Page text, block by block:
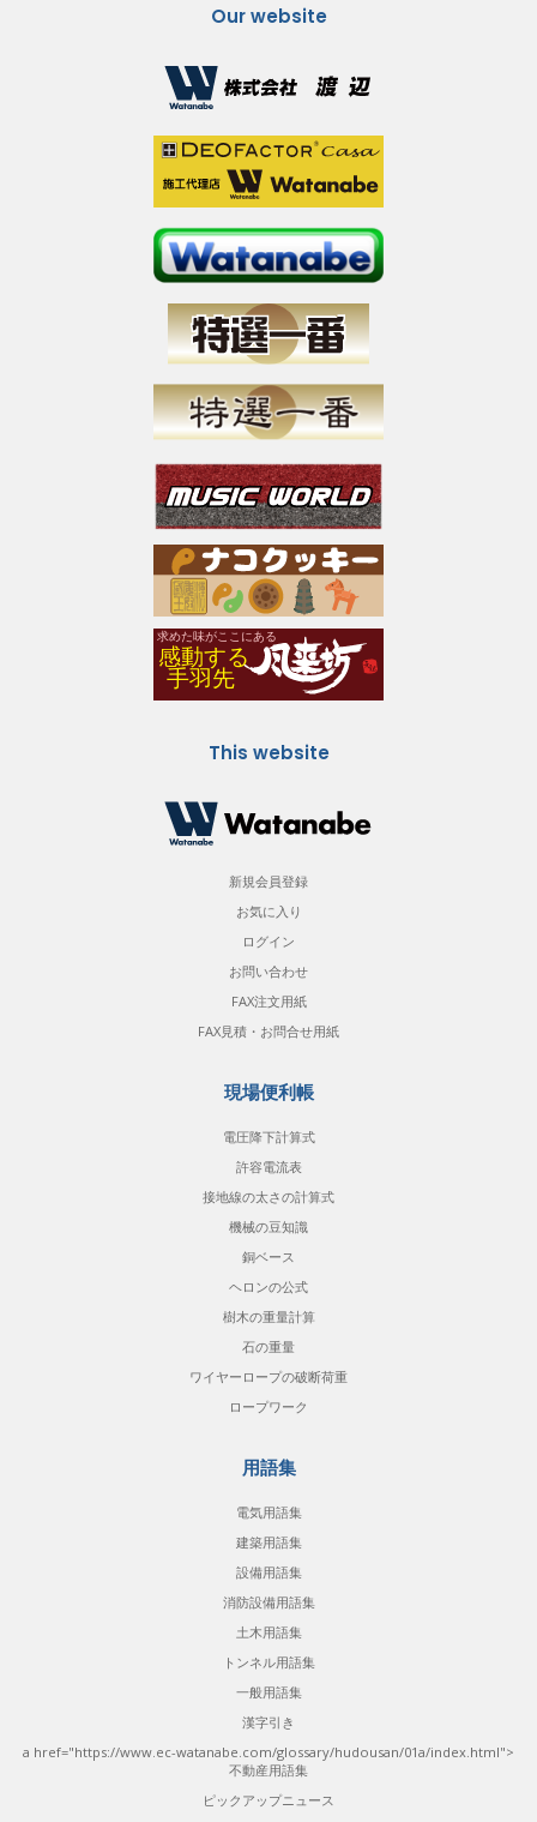
Our website
This website
新規会員登録
お気に入り
ログイン
お問い合わせ
FAX注文用紙
FAX見積・お問合せ用紙
現場便利帳
電圧降下計算式
許容電流表
接地線の太さの計算式
機械の豆知識
銅ベース
ヘロンの公式
樹木の重量計算
石の重量
ワイヤーロープの破断荷重
ロープワーク
用語集
電気用語集
建築用語集
設備用語集
消防設備用語集
土木用語集
トンネル用語集
一般用語集
漢字引き
a href="https://www.ec-watanabe.com/glossary/hudousan/01a/index.html">
不動産用語集
ピックアップニュース